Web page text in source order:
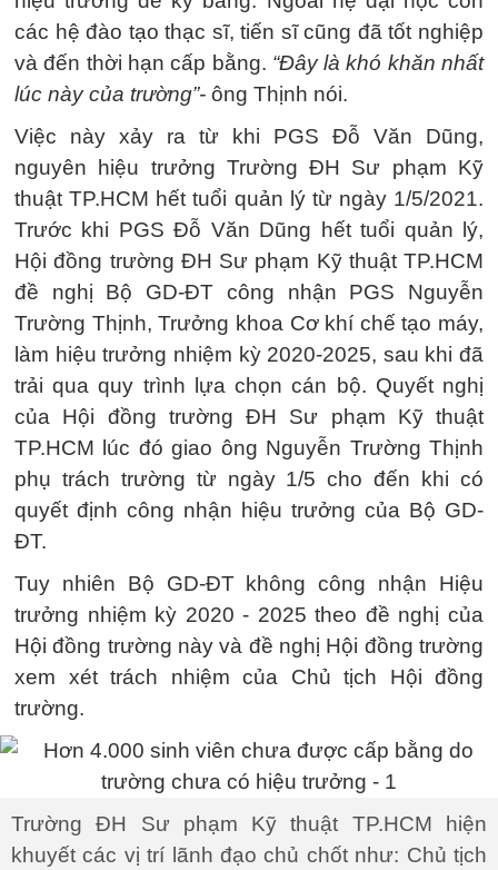
các hệ đào tạo thạc sĩ, tiến sĩ cũng đã tốt nghiệp
và đến thời hạn cấp bằng. “Đây là khó khăn nhất
lúc này của trường”- ông Thịnh nói.
Việc này xảy ra từ khi PGS Đỗ Văn Dũng,
nguyên hiệu trưởng Trường ĐH Sư phạm Kỹ
thuật TP.HCM hết tuổi quản lý từ ngày 1/5/2021.
Trước khi PGS Đỗ Văn Dũng hết tuổi quản lý,
Hội đồng trường ĐH Sư phạm Kỹ thuật TP.HCM
đề nghị Bộ GD-ĐT công nhận PGS Nguyễn
Trường Thịnh, Trưởng khoa Cơ khí chế tạo máy,
làm hiệu trưởng nhiệm kỳ 2020-2025, sau khi đã
trải qua quy trình lựa chọn cán bộ. Quyết nghị
của Hội đồng trường ĐH Sư phạm Kỹ thuật
TP.HCM lúc đó giao ông Nguyễn Trường Thịnh
phụ trách trường từ ngày 1/5 cho đến khi có
quyết định công nhận hiệu trưởng của Bộ GD-
ĐT.
Tuy nhiên Bộ GD-ĐT không công nhận Hiệu
trưởng nhiệm kỳ 2020 - 2025 theo đề nghị của
Hội đồng trường này và đề nghị Hội đồng trường
xem xét trách nhiệm của Chủ tịch Hội đồng
trường.
Trường ĐH Sư phạm Kỹ thuật TP.HCM hiện
khuyết các vị trí lãnh đạo chủ chốt như: Chủ tịch